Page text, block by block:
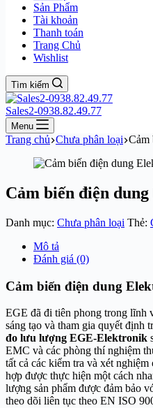
Sản Phẩm
Tài khoản
Thanh toán
Trang Chủ
Wishlist
Tìm kiếm
Sales2-0938.82.49.77
Menu
Trang chủ Chưa phân loại Cảm
Cảm biến điện
Danh mục: Chưa phân loại Thẻ:
Mô tả
Đánh giá (0)
Cảm biến điện dung
EGE đã đi tiên phong trong lĩnh
sáng tạo và tham gia quyết định
đo lưu lượng EGE-Elektronik
EMC và các phòng thí nghiệm
tất cả các kiểm tra và xét
hợp được thực hiện một cách
lượng sản phẩm được đảm bảo
theo dõi liên tục theo EN ISO